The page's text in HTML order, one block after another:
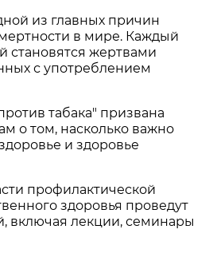
из главных причин
в мире. Каждый
становятся жертвами
с употреблением
табака" призвана
о том, насколько важно
и здоровье
профилактической
здоровья проведут
включая лекции, семинары